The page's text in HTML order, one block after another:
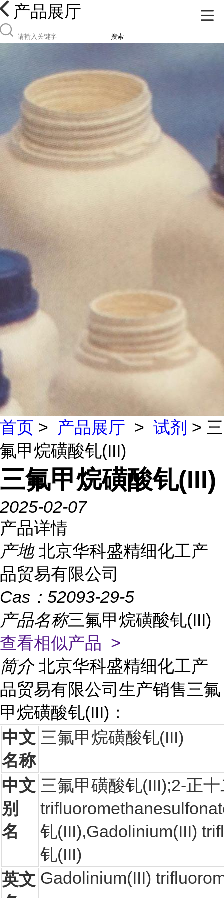
产品展厅
搜索
首页 > 产品展厅 > 试剂 > 三
氟甲烷磺酸钆(III)
三氟甲烷磺酸钆(III)
2025-02-07
产品详情
产地 北京华科盛精细化工产
品贸易有限公司
Cas： 52093-29-5
产品名称三氟甲烷磺酸钆(III)
查看相似产品 >
简介 北京华科盛精细化工产
品贸易有限公司生产销售三氟
甲烷磺酸钆(III)：
中文
名称
三氟甲烷磺酸钆(III)
中文
别
名
三氟甲磺酸钆(III);2-正
钆(III),Gadolinium(III)
钆(III)
英文 Gadolinium(III)